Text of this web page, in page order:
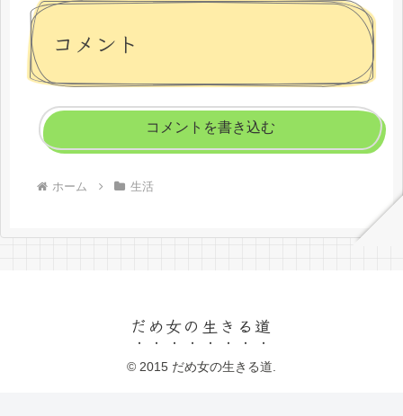
コメント
コメントを書き込む
ホーム 生活
だめ女の生きる道
© 2015 だめ女の生きる道.